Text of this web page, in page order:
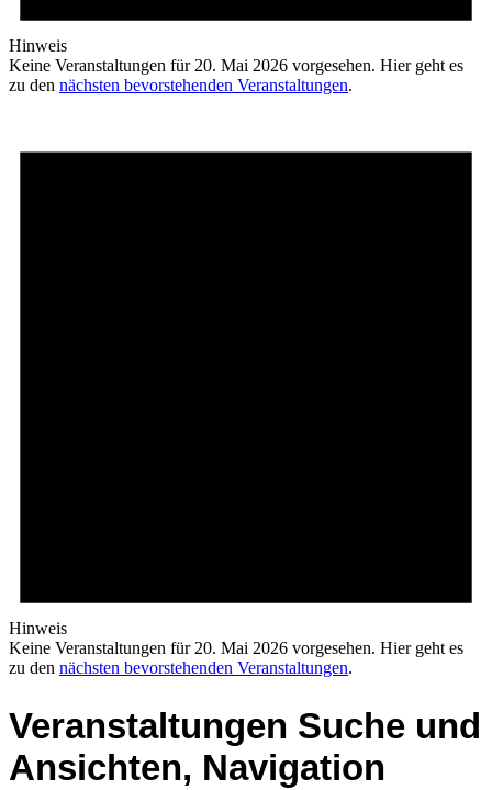
Hinweis
Keine Veranstaltungen für 20. Mai 2026 vorgesehen. Hier geht es
zu den nächsten bevorstehenden Veranstaltungen.
Hinweis
Keine Veranstaltungen für 20. Mai 2026 vorgesehen. Hier geht es
zu den nächsten bevorstehenden Veranstaltungen.
Veranstaltungen Suche und
Ansichten, Navigation